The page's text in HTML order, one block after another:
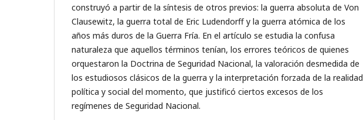
construyó a partir de la síntesis de otros previos: la guerra absoluta de Von
Clausewitz, la guerra total de Eric Ludendorff y la guerra atómica de los
años más duros de la Guerra Fría. En el artículo se estudia la confusa
naturaleza que aquellos términos tenían, los errores teóricos de quienes
orquestaron la Doctrina de Seguridad Nacional, la valoración desmedida de
los estudiosos clásicos de la guerra y la interpretación forzada de la realidad
política y social del momento, que justificó ciertos excesos de los
regímenes de Seguridad Nacional.